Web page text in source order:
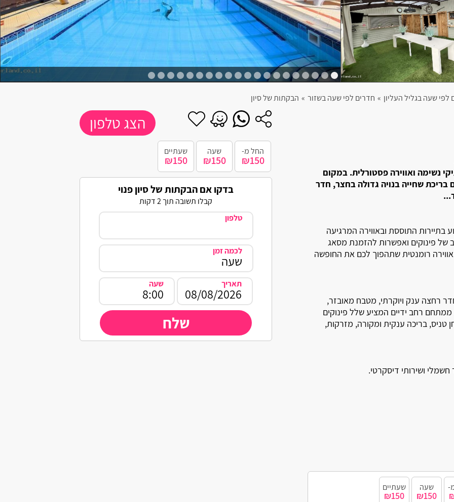
תשלום דיסקרטי
צימר מבודד
חצר
לפי שעה בגליל העליון » חדרים לפי שעה בשזור » הבקתות של סיון
החל מ-
₪150
שעה
₪150
שעתיים
₪150
בדקו אם הבקתות של סיון פנוי
קבלו תשובה תוך 2 דקות
טלפון
לכמה זמן
תאריך שעה
שלח
הצג טלפון
נשימה ואווירה פסטורלית. במקום
שחייה בנויה גדולה בחצר, חדר
בתיירות התוססת ובאווירה המרגיעה
של פינוקים ואפשרות להזמנת מסאג
רומנטית שתהפוך לכם את החופשה
רחצה ענק ויוקרתי, מטבח מאובזר,
ממתחם רחב ידיים המציע שלל פינוקים
טניס, בריכה ענקית ומקורה, מזרקות,
ושירותי דיסקרטי.
שעה
₪150
שעתיים
₪150